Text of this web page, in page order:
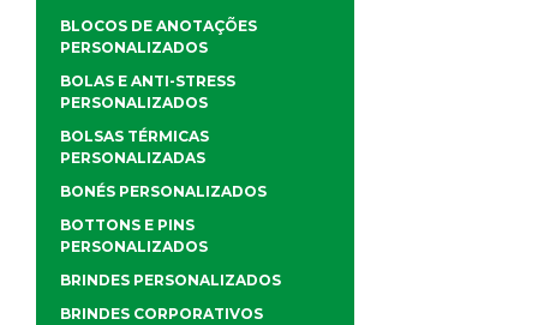
BLOCOS DE ANOTAÇÕES
PERSONALIZADOS
BOLAS E ANTI-STRESS
PERSONALIZADOS
BOLSAS TÉRMICAS
PERSONALIZADAS
BONÉS PERSONALIZADOS
BOTTONS E PINS
PERSONALIZADOS
BRINDES PERSONALIZADOS
BRINDES CORPORATIVOS